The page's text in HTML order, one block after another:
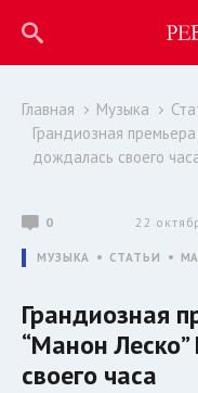
Главная Музыка
Грандиозная
дождалась своего
0 22
МУЗЫКА СТАТЬИ
Грандиозная
“Манон
своего часа